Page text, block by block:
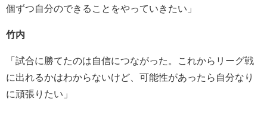
個ずつ自分のできることをやっていきたい」
竹内
「試合に勝てたのは自信につながった。これからリーグ戦
に出れるかはわからないけど、可能性があったら自分なり
に頑張りたい」